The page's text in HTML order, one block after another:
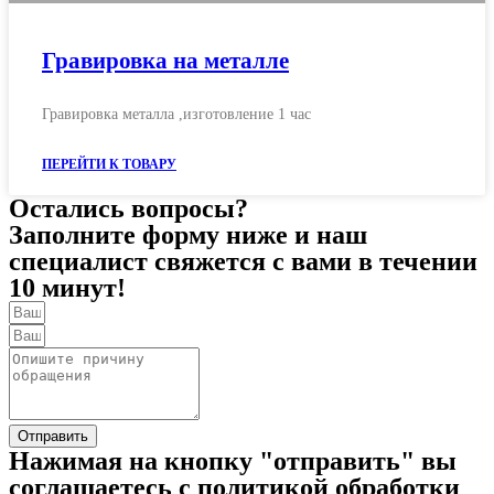
Гравировка на металле
Гравировка металла ,изготовление 1 час
ПЕРЕЙТИ К ТОВАРУ
Остались вопросы?
Заполните форму ниже и наш
специалист свяжется с вами в течении
10 минут!
Отправить
Нажимая на кнопку "отправить" вы
соглашаетесь с политикой обработки